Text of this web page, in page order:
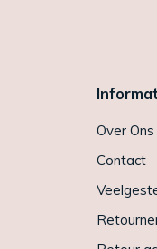
Over Ons
Contact